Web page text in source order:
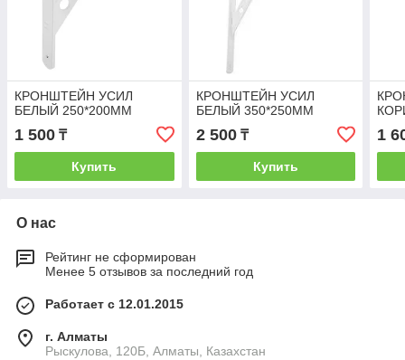
КРОНШТЕЙН УСИЛ
БЕЛЫЙ 250*200MM
1 500 ₸
Купить
КРОНШТЕЙН УСИЛ
БЕЛЫЙ 350*250MM
2 500₸
Купить
1
О нас
Рейтинг не сформирован
Менее 5 отзывов за последний год
Работает с 12.01.2015
г. Алматы
Рыскулова, 120Б, Алматы, Казахстан